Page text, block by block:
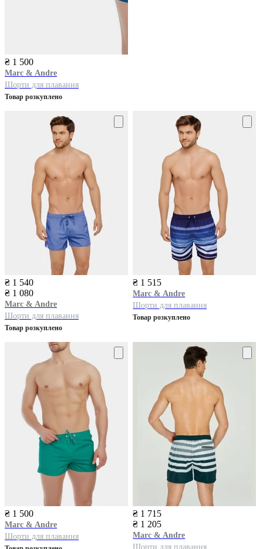
₴ 1 500
Marc & Andre
Шорти для плавання
Товар розкуплено
₴ 1 540
₴ 1 080
Marc & Andre
Шорти для плавання
Товар розкуплено
₴ 1 515
Marc & Andre
Шорти для плавання
Товар розкуплено
₴ 1 500
Marc & Andre
Шорти для плавання
₴ 1 715
₴ 1 205
Marc & Andre
Шорти для плавання